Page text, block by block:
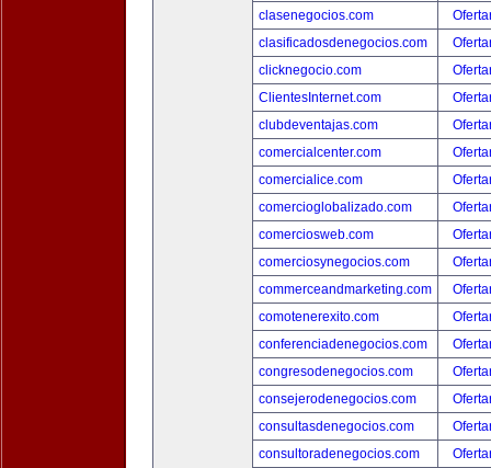
clasenegocios.com
clasificadosdenegocios.com
clicknegocio.com
ClientesInternet.com
clubdeventajas.com
comercialcenter.com
comercialice.com
comercioglobalizado.com
comerciosweb.com
comerciosynegocios.com
commerceandmarketing.com
comotenerexito.com
conferenciadenegocios.com
congresodenegocios.com
consejerodenegocios.com
consultasdenegocios.com
consultoradenegocios.com